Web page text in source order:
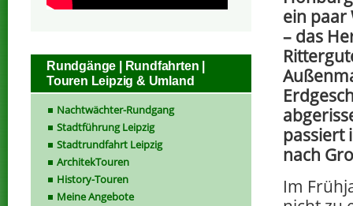
ein paar
– das
passiert
nach
Im
Rundgänge | Rundfahrten |
Touren Leipzig & Umland
Nachtwächter-Rundgang
Stadtführung Leipzig
Stadtrundfahrt Leipzig
ArchitekTouren
History-Touren
Meine Angebote